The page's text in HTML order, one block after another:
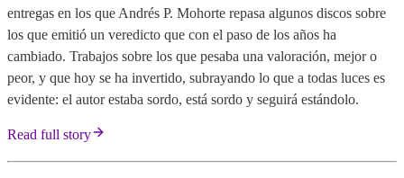
entregas en los que Andrés P. Mohorte repasa algunos discos sobre
los que emitió un veredicto que con el paso de los años ha
cambiado. Trabajos sobre los que pesaba una valoración, mejor o
peor, y que hoy se ha invertido, subrayando lo que a todas luces es
evidente: el autor estaba sordo, está sordo y seguirá estándolo.
Read full story